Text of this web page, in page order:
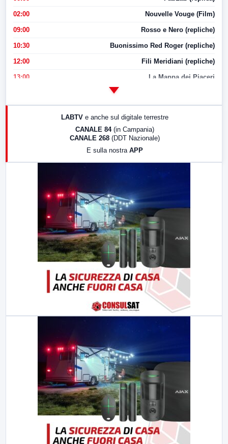
02:00 Nouvelle Vouge (Film)
09:00 Rosso e Nero (repliche)
10:30 Buonissimo Red Roger (repliche)
12:00 Fili Meridiani (repliche)
13:00 La Mappa dei Piaceri
LABTV e anche sul digitale terrestre
CANALE 84 (in Campania)
CANALE 268 (DDT Nazionale)
E sulla nostra APP